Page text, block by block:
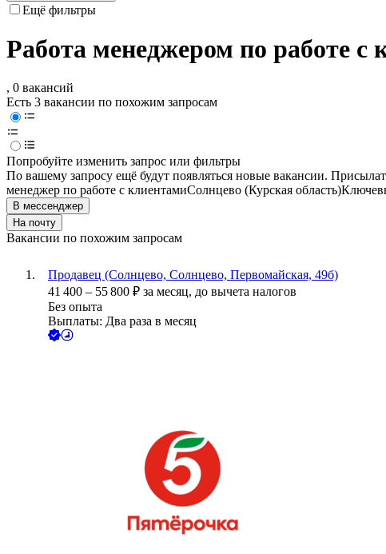
Ещё фильтры
Работа менеджером по работе с
, 0 вакансий
Есть 3 вакансии по похожим запросам
Попробуйте изменить запрос или фильтры
По вашему запросу ещё будут появляться новые вакансии.
менеджер по работе с клиентамиСолнцево (Курская область)
В мессенджер
На почту
Вакансии по похожим запросам
Продавец (Солнцево, Солнцево, Первомайская, 49б)
41 400 – 55 800 ₽ за месяц, до вычета налогов
Без опыта
Выплаты: Два раза в месяц